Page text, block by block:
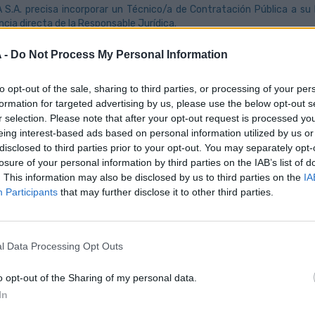
- Do Not Process My Personal Information
opt-out of the sale, sharing to third parties, or processing of your
for targeted advertising by us, please use the below opt-out
selection. Please note that after your opt-out request is processed
interest-based ads based on personal information utilized by us
to third parties prior to your opt-out. You may separately
of your personal information by third parties on the IAB’s list of
This information may also be disclosed by us to third parties on the
Participants that may further disclose it to other third parties.
Data Processing Opt Outs
opt-out of the Sharing of my personal data.
S.A. precisa incorporar un Técnico/a de Contratación Pública a
directa de la Responsable Jurídica.
práctica de los procedimientos previstos en la Ley 9/2017, de 8
de los expedientes de contratación.
del procedimiento correspondiente, en cada caso.
archivo, control y seguimiento de los expedientes de contratación.
perfil del contratante y del portal de transparencia de la entidad
de los proyectos y convenios de Responsabilidad Social Corporativa.
prácticos en materia de contratación pública.
de la Ley 19/2013, de 9 de diciembre, de Transparencia,